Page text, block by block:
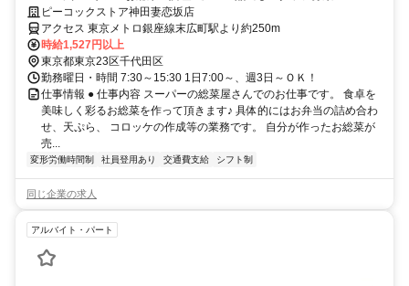
ピーコックストア神田妻恋坂店
アクセス 東京メトロ銀座線末広町駅より約250m
時給1,527円以上
東京都東京23区千代田区
勤務曜日・時間 7:30～15:30 1日7:00～、週3日～ＯＫ！
仕事情報 ● 仕事内容 スーパーの総菜屋さんでのお仕事です。 食卓を
美味しく彩るお総菜を作って頂きます♪ 具体的にはお弁当の詰め合わ
せ、天ぷら、 コロッケの作成等の業務です。 自分が作ったお総菜が
売...
変形労働時間制 社員登用あり 交通費支給 シフト制
同じ企業の求人
アルバイト・パート